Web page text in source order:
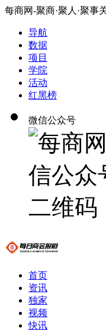
每商网-聚商·聚人·聚事
导航
数据
项目
学院
活动
红黑榜
微信公众号
首页
资讯
独家
视频
快讯